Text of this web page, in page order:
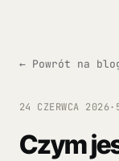
← Powrót na
24 CZERWCA 2026·
Czym